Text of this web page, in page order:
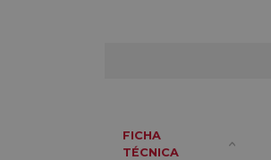
FICHA
TÉCNICA